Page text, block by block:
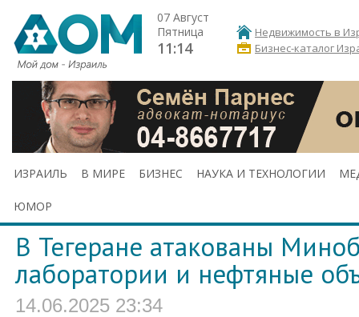
07 Август
Пятница
11:14
Недвижимость в
Бизнес-каталог
ИЗРАИЛЬ В МИРЕ БИЗНЕС НАУКА И ТЕХНОЛОГИИ
ЮМОР
В Тегеране атакованы
лаборатории и нефтяные
14.06.2025 23:34